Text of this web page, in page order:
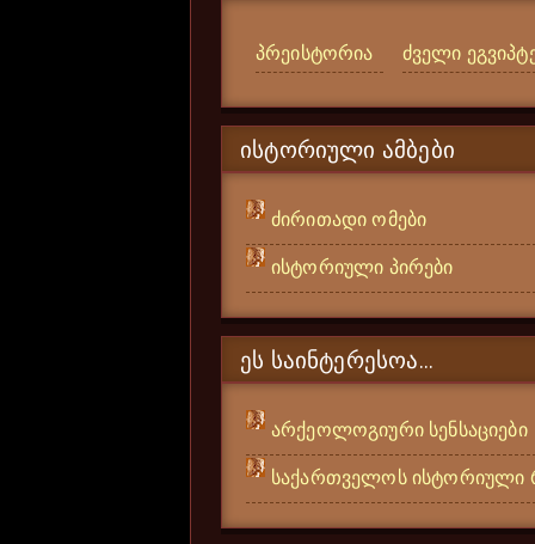
პრეისტორია ძველი
ᲘᲡᲢᲝᲠᲘᲣᲚᲘ ᲐᲛᲑᲔᲑᲘ
ძირითადი ომები
ისტორიული პირები
ᲔᲡ ᲡᲐᲘᲜᲢᲔᲠᲔᲡᲝᲐ...
არქეოლოგიური სენსაციები
საქართველოს ისტორიული